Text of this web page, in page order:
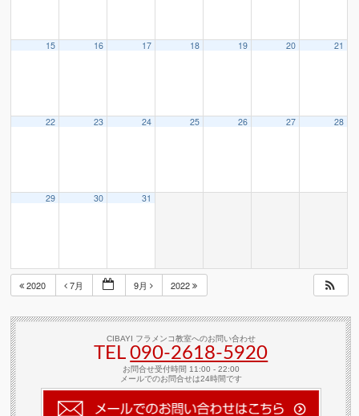
15 16 17 18 19 20 21
22 23 24 25 26 27 28
29 30 31
2020 7月 9月 2022
CIBAYI フラメンコ教室へのお問い合わせ
TEL090-2618‐5920
お問合せ受付時間 11:00 - 22:00
メールでのお問合せは24時間です